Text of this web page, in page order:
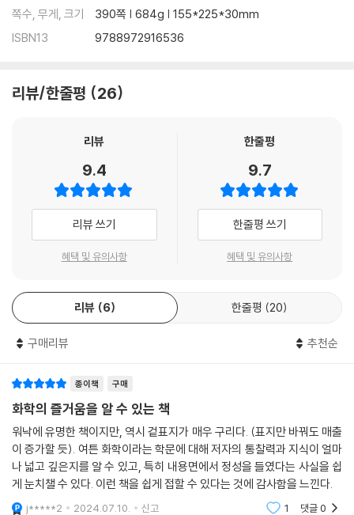
49. 악마의 속성
51. 케이론
감사의 글
역자 후기
쪽수, 무게, 크기
390쪽 | 684g | 155*225*30mm
ISBN13
9788972916536
리뷰/한줄평 26
리뷰
9.4
리뷰 쓰기
혜택 및 유의사항
한줄평
9.7
한줄평 쓰기
혜택 및 유의사항
리뷰 6 한줄평 20
구매리뷰 추천순
종이책 구매
화학의 즐거움을 알 수 있는 책
워낙에 유명한 책이지만, 역시 겉표지가 매우 구리다. (표지만 바꿔도 매출
이 증가할 듯). 여튼 화학이라는 학문에 대해 저자의 통찰력과 지식이 얼마
나 넓고 깊은지를 알 수 있고, 특히 내용면에서 정성을 들였다는 사실을 쉽
게 눈치챌 수 있다. 이런 책을 쉽게 접할 수 있다는 것에 감사함을 느낀다.
j*****2 2024.07.10. 신고 1 댓글0